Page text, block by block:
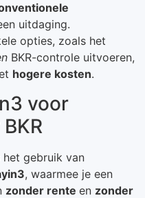
uitdaging.
opties, zoals het
BKR-controle uitvoeren,
hogere kosten.
voor
gebruik van
, waarmee je een
zonder rente en zonder